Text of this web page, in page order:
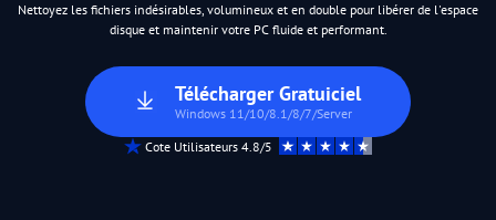
Nettoyez les fichiers indésirables, volumineux et en double pour libérer de l'espace
disque et maintenir votre PC fluide et performant.
Télécharger Gratuiciel
Windows 11/10/8.1/8/7/Server
Cote Utilisateurs 4.8/5